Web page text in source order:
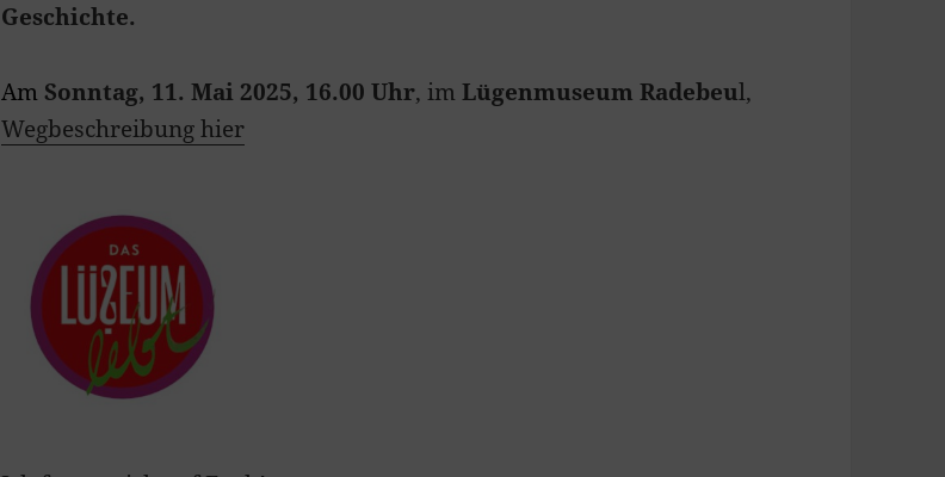
Geschichte.
Am Sonntag, 11. Mai 2025, 16.00 Uhr, imLügenmuseum Radebeul,
Wegbeschreibung hier